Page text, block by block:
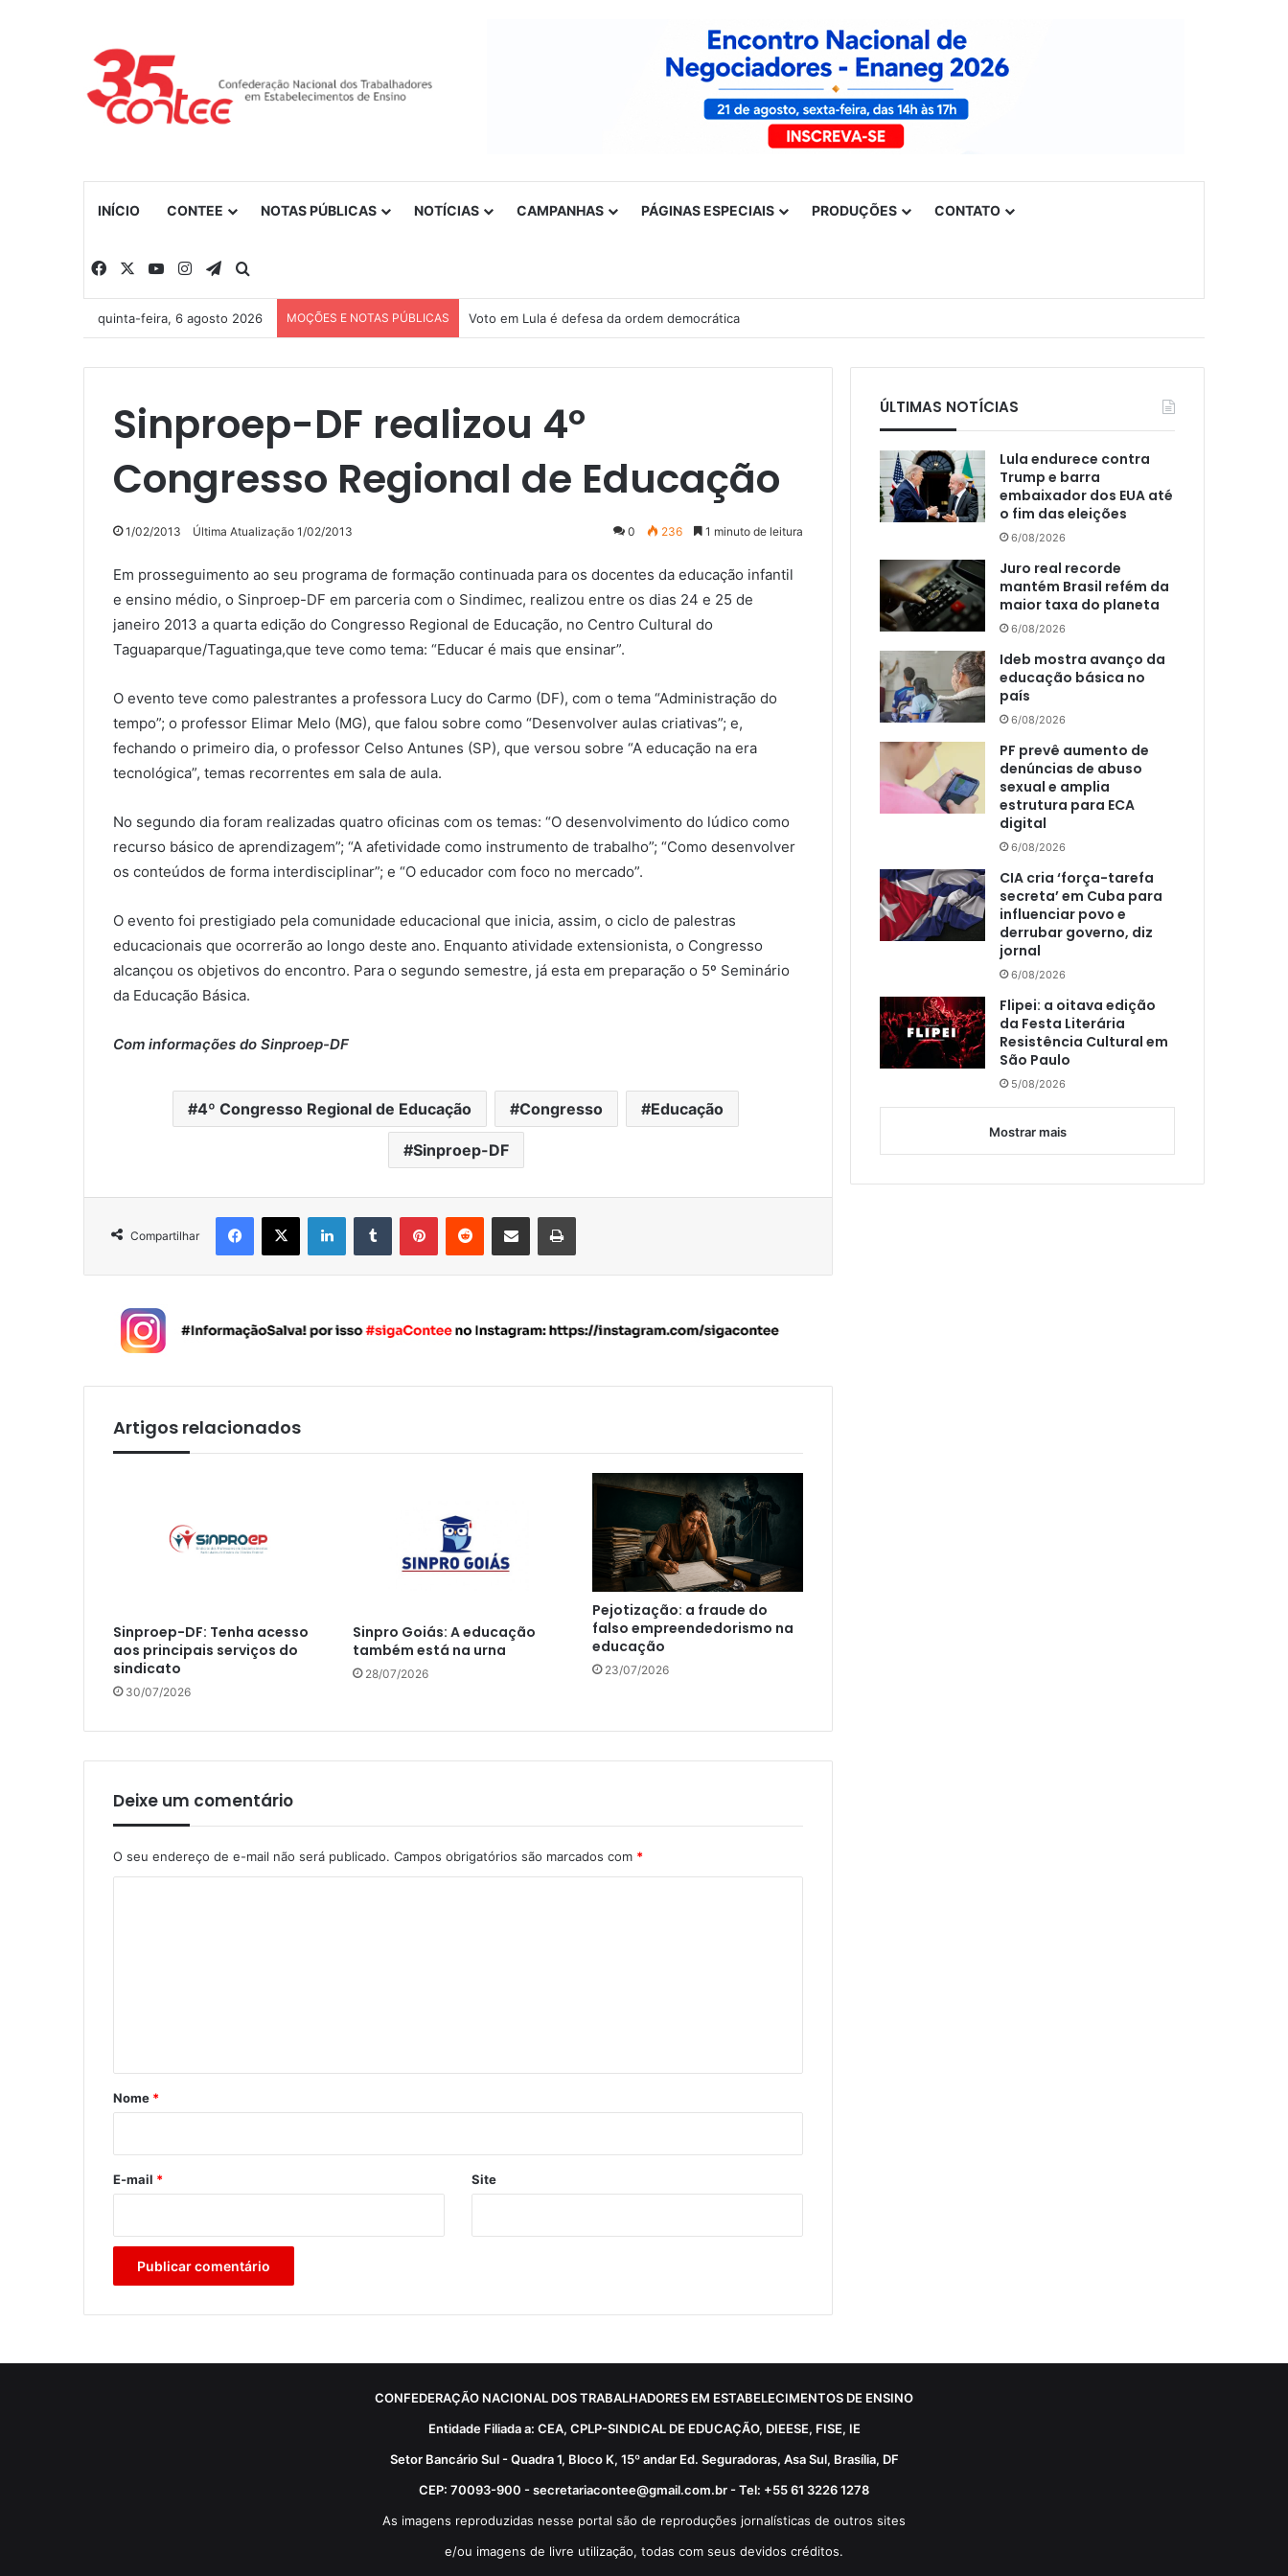
INÍCIO CONTEE NOTAS PÚBLICAS NOTÍCIAS CAMPANHAS PÁGINAS ESPECIAIS PRODUÇÕES CONTATO
Facebook YouTubeInstagramTelegram
quinta-feira, 6 agosto 2026 MOÇÕES E NOTAS PÚBLICAS Voto em Lula é defesa da ordem democrática
Sinproep-DF realizou 4º
Congresso Regional de Educação
1/02/2013 Última Atualização 1/02/2013 0 236 1 minuto de leitura
Em prosseguimento ao seu programa de formação continuada para os docentes da educação infantil
e ensino médio, o Sinproep-DF em parceria com o Sindimec, realizou entre os dias 24 e 25 de
janeiro 2013 a quarta edição do Congresso Regional de Educação, no Centro Cultural do
Taguaparque/Taguatinga,que teve como tema: “Educar é mais que ensinar”.
O evento teve como palestrantes a professora Lucy do Carmo (DF), com o tema “Administração do
tempo”; o professor Elimar Melo (MG), que falou sobre como “Desenvolver aulas criativas”; e,
fechando o primeiro dia, o professor Celso Antunes (SP), que versou sobre “A educação na era
tecnológica”, temas recorrentes em sala de aula.
No segundo dia foram realizadas quatro oficinas com os temas: “O desenvolvimento do lúdico como
recurso básico de aprendizagem”; “A afetividade como instrumento de trabalho”; “Como desenvolver
os conteúdos de forma interdisciplinar”; e “O educador com foco no mercado”.
O evento foi prestigiado pela comunidade educacional que inicia, assim, o ciclo de palestras
educacionais que ocorrerão ao longo deste ano. Enquanto atividade extensionista, o Congresso
alcançou os objetivos do encontro. Para o segundo semestre, já esta em preparação o 5º Seminário
da Educação Básica.
Com informações do Sinproep-DF
4º Congresso Regional de Educação Congresso Educação
Sinproep-DF
Compartilhar
Artigos relacionados
Sinproep-DF: Tenha acesso
aos principais serviços do
sindicato
30/07/2026
Sinpro Goiás: A educação
também está na urna
28/07/2026
Pejotização: a fraude do
falso empreendedorismo na
educação
23/07/2026
Deixe um comentário
O seu endereço de e-mail não será publicado. Campos obrigatórios são marcados com *
r
*
Nome *
E-mail * Site
ÚLTIMAS NOTÍCIAS
Lula endurece contra
Trump e barra
embaixador dos EUA até
o fim das eleições
6/08/2026
Juro real recorde
mantém Brasil refém da
maior taxa do planeta
6/08/2026
Ideb mostra avanço da
educação básica no
país
6/08/2026
PF prevê aumento de
denúncias de abuso
sexual e amplia
estrutura para ECA
digital
6/08/2026
CIA cria ‘força-tarefa
secreta’ em Cuba para
influenciar povo e
derrubar governo, diz
jornal
6/08/2026
Flipei: a oitava edição
da Festa Literária
Resistência Cultural em
São Paulo
5/08/2026
Mostrar mais
CONFEDERAÇÃO NACIONAL DOS TRABALHADORES EM ESTABELECIMENTOS DE ENSINO
Entidade Filiada a: CEA, CPLP-SINDICAL DE EDUCAÇÃO, DIEESE, FISE, IE
Setor Bancário Sul - Quadra 1, Bloco K, 15º andar Ed. Seguradoras, Asa Sul, Brasília, DF
CEP: 70093-900 - secretariacontee@gmail.com.br - Tel: +55 61 3226 1278
As imagens reproduzidas nesse portal são de reproduções jornalísticas de outros sites
e/ou imagens de livre utilização, todas com seus devidos créditos.